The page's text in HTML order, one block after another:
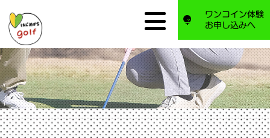
ワンコイン体験
お申し込みへ